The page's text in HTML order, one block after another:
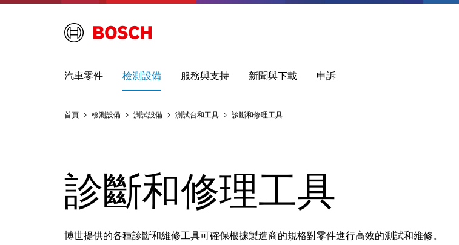
汽車零件 檢測設備 服務與支持 新聞與下載 申訴
首頁 檢測設備 測試設備 測試台和工具 診斷和修理工具
診斷和修理工具
博世提供的各種診斷和維修工具可確保根據製造商的規格對零件進行高效的測試和維修。